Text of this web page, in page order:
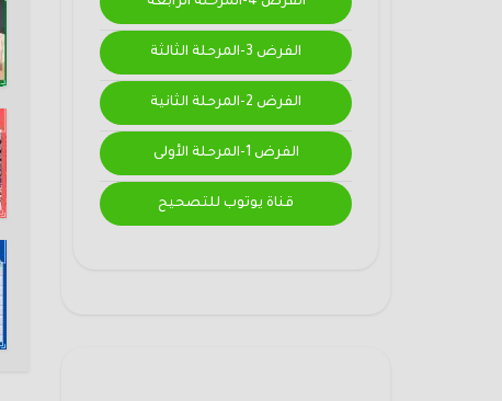
الفرض 3-المرحلة الثالثة
الفرض 2-المرحلة الثانية
الفرض 1-المرحلة الأولى
قناة يوتوب للتصحيح